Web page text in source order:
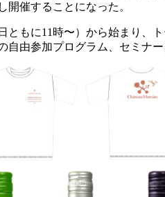
催することになった。
ともに11時〜）から始まり
由参加プログラム、セミナ